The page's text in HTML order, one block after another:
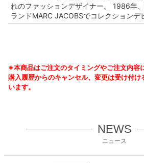
れのファッションデザイナー。 1986年
ランドMARC JACOBSでコレクションデ
※本商品はご注文のタイミングやご注文内容
購入履歴からのキャンセル、変更は受け付
います。
NEWS
ニュース